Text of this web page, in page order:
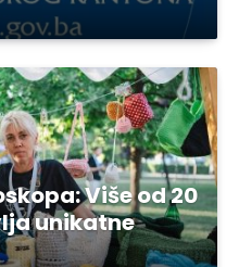
Više od 20
unikatne